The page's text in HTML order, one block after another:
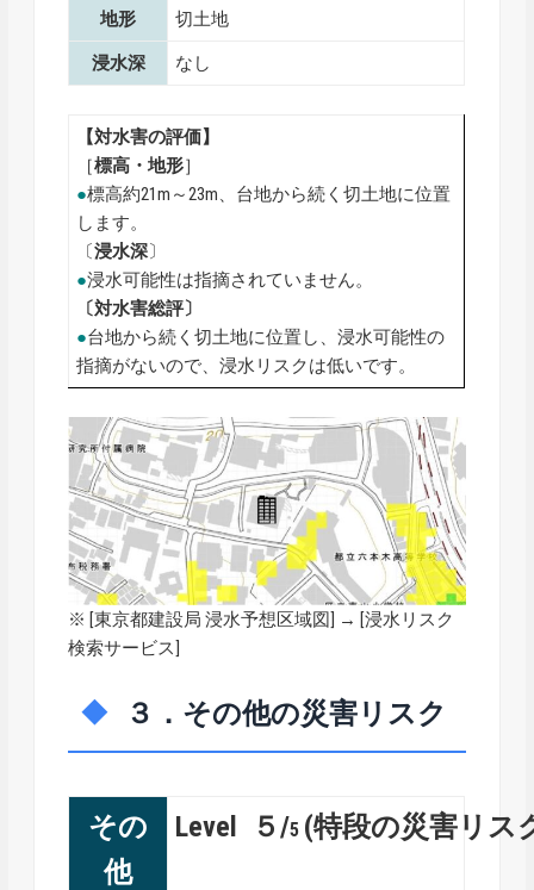
地形 切土地
浸水深 なし
【対水害の評価】
［標高・地形］
●標高約21m～23m、台地から続く切土地に位置
します。
〔浸水深〕
●浸水可能性は指摘されていません。
〔対水害総評〕
●台地から続く切土地に位置し、浸水可能性の
指摘がないので、浸水リスクは低いです。
※ [東京都建設局 浸水予想区域図] → [浸水リスク
検索サービス]
３．その他の災害リスク
その
他
Level ５/5 (特段の災害リス